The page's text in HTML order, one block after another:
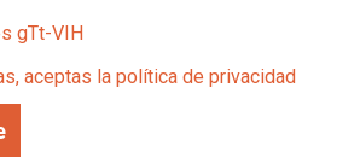
gTt-VIH
aceptas la política de privacidad